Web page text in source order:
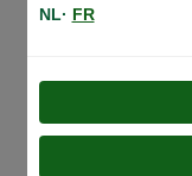
NL· FR